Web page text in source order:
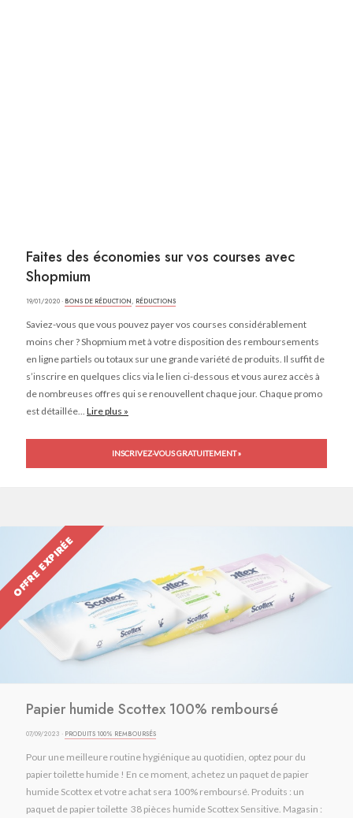
Faites des économies sur vos courses avec
Shopmium
19/01/2020 · BONS DE RÉDUCTION, RÉDUCTIONS
Saviez-vous que vous pouvez payer vos courses considérablement
moins cher ? Shopmium met à votre disposition des remboursements
en ligne partiels ou totaux sur une grande variété de produits. Il suffit de
s’inscrire en quelques clics via le lien ci-dessous et vous aurez accès à
de nombreuses offres qui se renouvellent chaque jour. Chaque promo
est détaillée... Lire plus »
INSCRIVEZ-VOUS GRATUITEMENT »
OFFRE EXPIRÉE
Papier humide Scottex 100% remboursé
07/09/2023 · PRODUITS 100% REMBOURSÉS
Pour une meilleure routine hygiénique au quotidien, optez pour du
papier toilette humide ! En ce moment, achetez un paquet de papier
humide Scottex et votre achat sera 100% remboursé. Produits : un
paquet de papier toilette 38 pièces humide Scottex Sensitive. Magasin :